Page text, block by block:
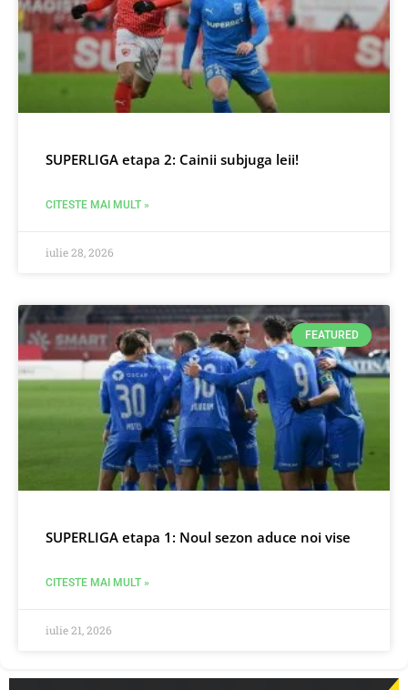
SUPERLIGA etapa 2: Cainii subjuga leii!
CITESTE MAI MULT »
iulie 28, 2026
FEATURED
SUPERLIGA etapa 1: Noul sezon aduce noi vise
CITESTE MAI MULT »
iulie 21, 2026